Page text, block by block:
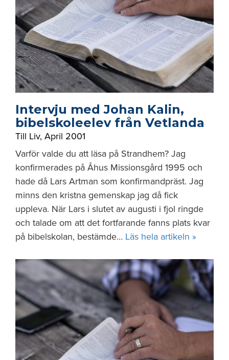
Intervju med Johan Kalin,
bibelskoleelev från Vetlanda
Till Liv, April 2001
Varför valde du att läsa på Strandhem? Jag
konfirmerades på Åhus Missionsgård 1995 och
hade då Lars Artman som konfirmandpräst. Jag
minns den kristna gemenskap jag då fick
uppleva. När Lars i slutet av augusti i fjol ringde
och talade om att det fortfarande fanns plats kvar
på bibelskolan, bestämde… Läs hela artikeln »